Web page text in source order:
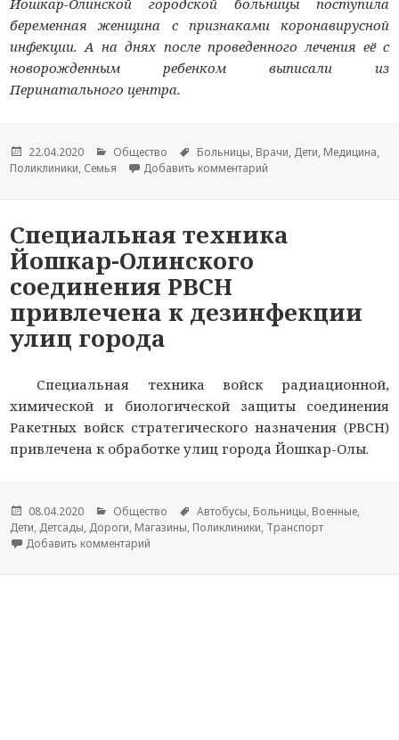
Йошкар-Олинской городской больницы поступила
беременная женщина с признаками коронавирусной
инфекции. А на днях после проведенного лечения её с
новорожденным ребенком выписали из
Перинатального центра.
Опубликовано
22.04.2020 Рубрики
Общество Метки
Больницы, Врачи, Дети, Медицина,
Поликлиники, Семья Добавить комментарий
Специальная техника
Йошкар-Олинского
соединения РВСН
привлечена к дезинфекции
улиц города
Специальная техника войск радиационной,
химической и биологической защиты соединения
Ракетных войск стратегического назначения (РВСН)
привлечена к обработке улиц города Йошкар-Олы.
Опубликовано
08.04.2020 Рубрики
Общество Метки
Автобусы, Больницы, Военные,
Дети, Детсады, Дороги, Магазины, Поликлиники, Транспорт
Добавить комментарий